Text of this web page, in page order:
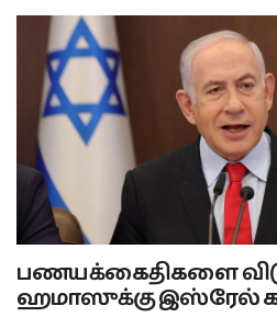
பணயக்கைதிகளை
ஹமாஸுக்கு இஸ்ரேல்